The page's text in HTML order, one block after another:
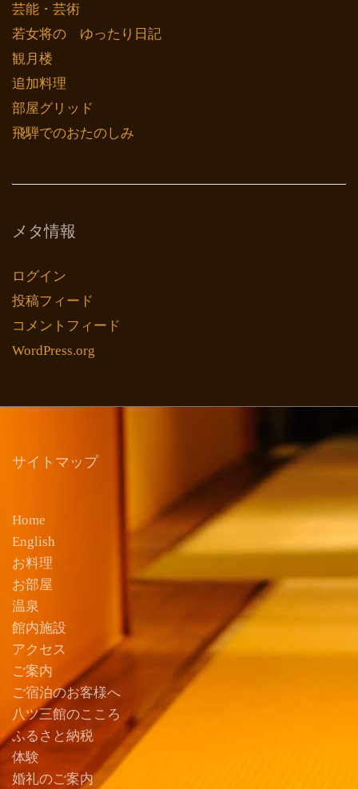
芸能・芸術
若女将の ゆったり日記
観月楼
追加料理
部屋グリッド
飛騨でのおたのしみ
メタ情報
ログイン
投稿フィード
コメントフィード
WordPress.org
サイトマップ
Home
English
お料理
お部屋
温泉
館内施設
アクセス
ご案内
ご宿泊のお客様へ
八ツ三館のこころ
ふるさと納税
体験
婚礼のご案内